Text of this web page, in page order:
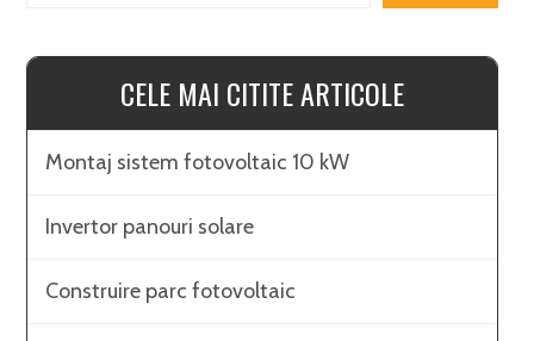
CELE MAI CITITE ARTICOLE
Montaj sistem fotovoltaic 10 kW
Invertor panouri solare
Construire parc fotovoltaic